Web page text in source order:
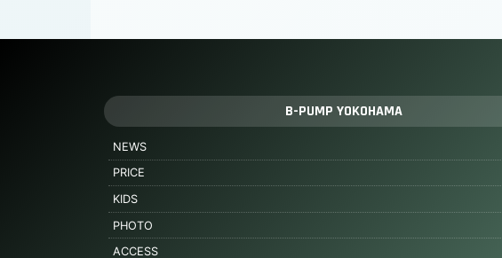
B-PUMP YOKOHAMA
NEWS
PRICE
KIDS
PHOTO
ACCESS